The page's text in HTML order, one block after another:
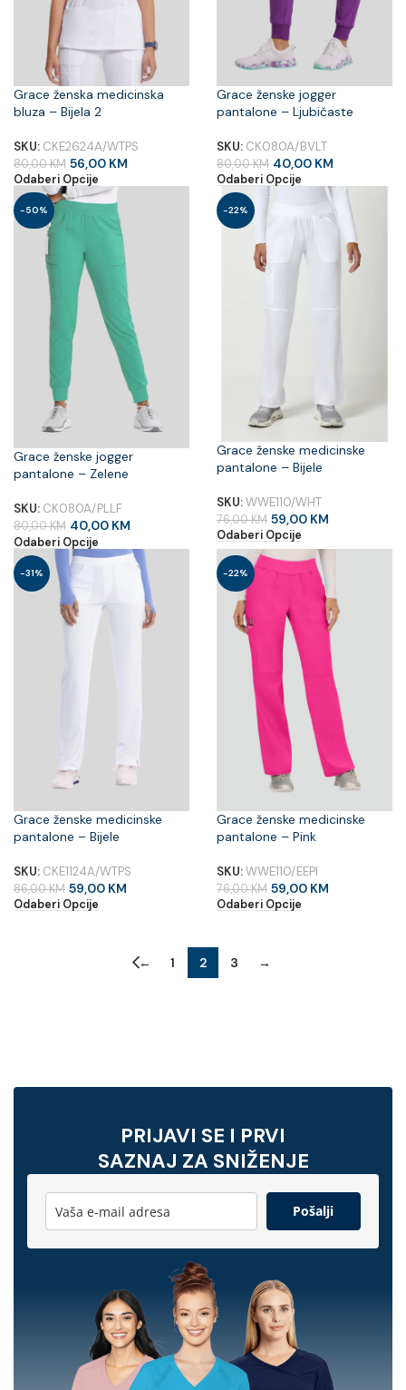
Grace ženska medicinska
bluza – Bijela 2
SKU: CKE2624A/WTPS
80,00KM 56,00 KM
Odaberi Opcije
Grace ženske jogger
pantalone – Ljubičaste
SKU: CK080A/BVLT
80,00KM 40,00 KM
Odaberi Opcije
-50%
Grace ženske jogger
pantalone – Zelene
SKU: CK080A/PLLF
80,00KM 40,00 KM
Odaberi Opcije
-22%
Grace ženske medicinske
pantalone – Bijele
SKU:WWE110/WHT
76,00KM 59,00 KM
Odaberi Opcije
-31%
Grace ženske medicinske
pantalone – Bijele
SKU: CKE1124A/WTPS
86,00KM 59,00 KM
Odaberi Opcije
-22%
Grace ženske medicinske
pantalone – Pink
SKU:WWE110/EEPI
76,00KM 59,00 KM
Odaberi Opcije
← 1 2 3 →
PRIJAVI SE I PRVI
SAZNAJ ZA SNIŽENJE
Pošalji